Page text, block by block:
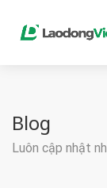
Blog
Luôn cập nhật